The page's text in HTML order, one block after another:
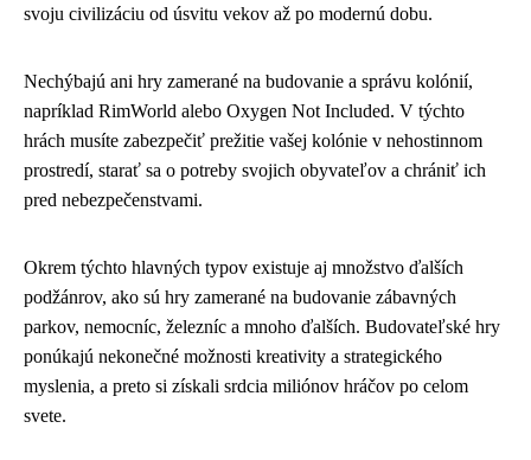
svoju civilizáciu od úsvitu vekov až po modernú dobu.
Nechýbajú ani hry zamerané na budovanie a správu kolónií,
napríklad RimWorld alebo Oxygen Not Included. V týchto
hrách musíte zabezpečiť prežitie vašej kolónie v nehostinnom
prostredí, starať sa o potreby svojich obyvateľov a chrániť ich
pred nebezpečenstvami.
Okrem týchto hlavných typov existuje aj množstvo ďalších
podžánrov, ako sú hry zamerané na budovanie zábavných
parkov, nemocníc, železníc a mnoho ďalších. Budovateľské hry
ponúkajú nekonečné možnosti kreativity a strategického
myslenia, a preto si získali srdcia miliónov hráčov po celom
svete.